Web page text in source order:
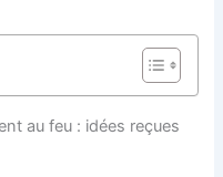
au feu : idées reçues